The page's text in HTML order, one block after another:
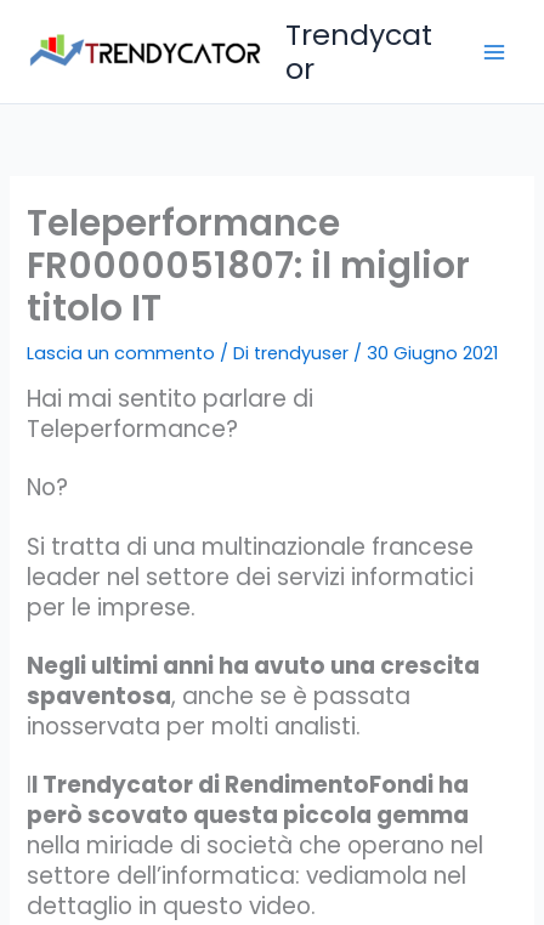
contenuto
Trendycat
or
Teleperformance
FR0000051807: il miglior
titolo IT
Lascia un commento / Di trendyuser / 30 Giugno 2021
Hai mai sentito parlare di
Teleperformance?
No?
Si tratta di una multinazionale francese
leader nel settore dei servizi informatici
per le imprese.
Negli ultimi anni ha avuto una crescita
spaventosa, anche se è passata
inosservata per molti analisti.
Il Trendycator di RendimentoFondi ha
però scovato questa piccola gemma
nella miriade di società che operano nel
settore dell’informatica: vediamola nel
dettaglio in questo video.